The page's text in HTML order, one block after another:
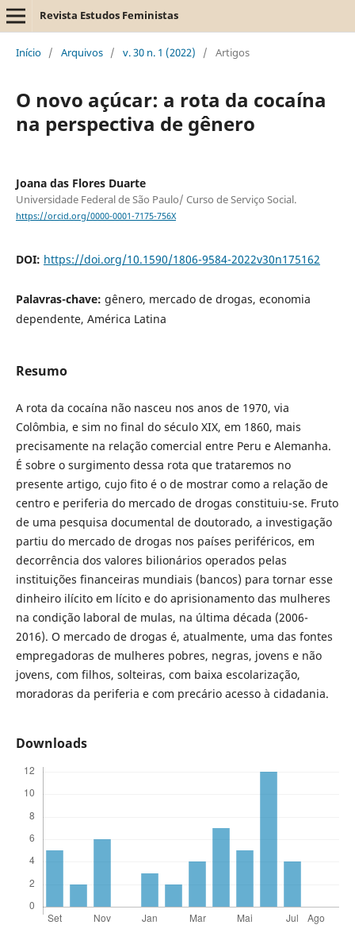
Revista Estudos Feministas
Início / Arquivos / v. 30 n. 1 (2022) / Artigos
O novo açúcar: a rota da cocaína
na perspectiva de gênero
Joana das Flores Duarte
Universidade Federal de São Paulo/ Curso de Serviço Social.
https://orcid.org/0000-0001-7175-756X
DOI: https://doi.org/10.1590/1806-9584-2022v30n175162
Palavras-chave: gênero, mercado de drogas, economia
dependente, América Latina
Resumo
A rota da cocaína não nasceu nos anos de 1970, via
Colômbia, e sim no final do século XIX, em 1860, mais
precisamente na relação comercial entre Peru e Alemanha.
É sobre o surgimento dessa rota que trataremos no
presente artigo, cujo fito é o de mostrar como a relação de
centro e periferia do mercado de drogas constituiu-se. Fruto
de uma pesquisa documental de doutorado, a investigação
partiu do mercado de drogas nos países periféricos, em
decorrência dos valores bilionários operados pelas
instituições financeiras mundiais (bancos) para tornar esse
dinheiro ilícito em lícito e do aprisionamento das mulheres
na condição laboral de mulas, na última década (2006-
2016). O mercado de drogas é, atualmente, uma das fontes
empregadoras de mulheres pobres, negras, jovens e não
jovens, com filhos, solteiras, com baixa escolarização,
moradoras da periferia e com precário acesso à cidadania.
Downloads